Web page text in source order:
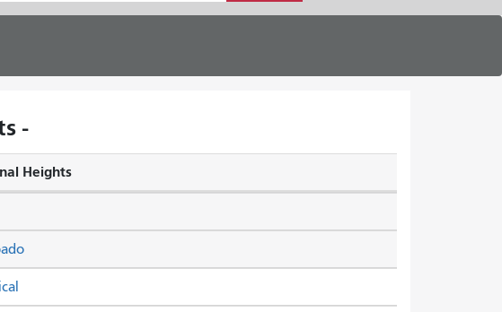
-
Heights